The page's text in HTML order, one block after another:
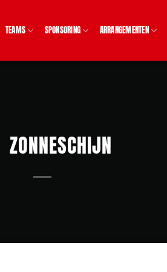
TEAMS SPONSORING ARRANGEMENTEN
ZONNESCHIJN